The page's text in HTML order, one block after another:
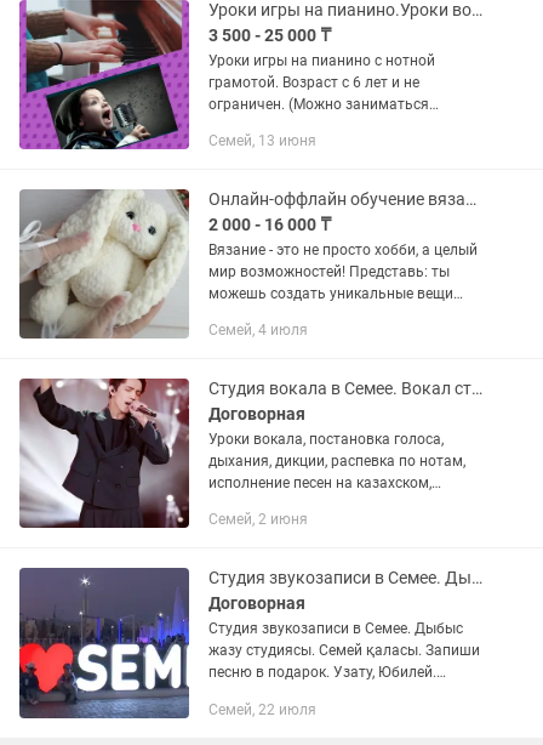
Уроки игры на пианино.Уроки вокала. Развитие голоса для публ.выступлений
3 500 - 25 000 ₸
Уроки игры на пианино с нотной
грамотой. Возраст с 6 лет и не
ограничен. (Можно заниматься
ограничен. Подготовка номеров к
Семей, 13 июня
Онлайн-оффлайн обучение вязанию спицами и крючком
2 000 - 16 000 ₸
Вязание - это не просто хобби, а целый
мир возможностей! Представь: ты
можешь создать уникальные вещи
уютные пледы, милые игрушки и даже
Семей, 4 июля
Студия вокала в Семее. Вокал студиясы Семей.
Договорная
Уроки вокала, постановка голоса,
дыхания, дикции, распевка по нотам,
исполнение песен на казахском,
французком языках. Индивидуально.
Семей, 2 июня
Студия звукозаписи в Семее. Дыбыс жазу студиясы. Семей қаласы.
Договорная
Студия звукозаписи в Семее. Дыбыс
жазу студиясы. Семей қаласы. Запиши
песню в подарок. Узату, Юбилей.
Семей, 22 июля